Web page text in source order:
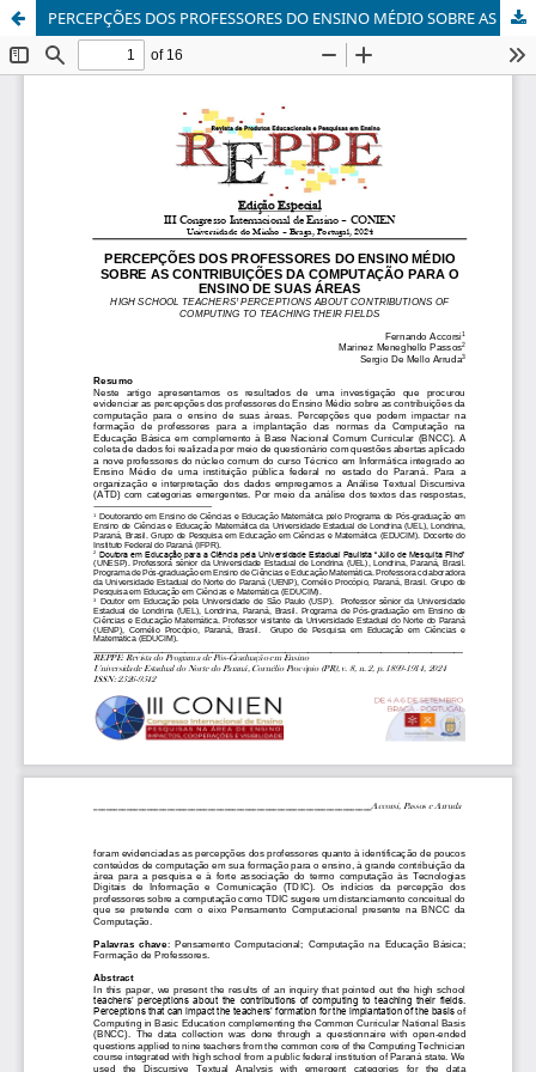
PERCEPÇÕES DOS PROFESSORES DO ENSINO MÉDIO SOBRE AS CONTRIBUIÇÕES DA COMPUTAÇÃO PARA O ENSINO DE SUAS ÁREAS